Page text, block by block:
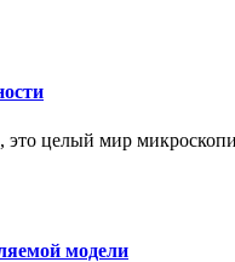
целый мир
модели